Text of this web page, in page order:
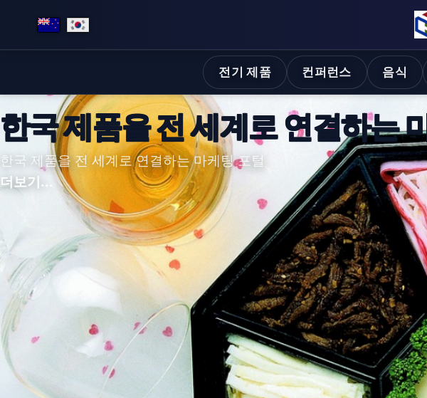
전기 제품 컨퍼런스 음식
한류 K 제품을 한곳에 모으는 포털